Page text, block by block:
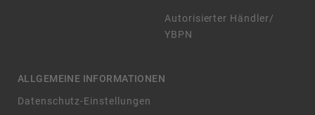
Autorisierter Händler/
YBPN
ALLGEMEINE INFORMATIONEN
Datenschutz-Einstellungen